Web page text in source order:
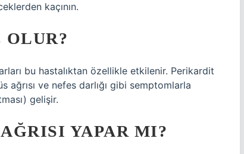
kaçının.
OLUR?
bu hastalıktan özellikle etkilenir. Perikardit
ağrısı ve nefes darlığı gibi semptomlarla
gelişir.
YAPAR MI?